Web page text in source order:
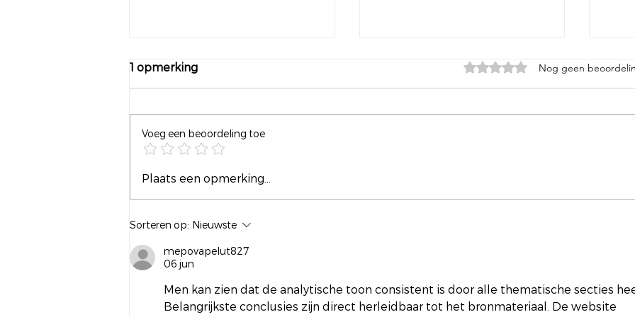
1 opmerking Beoordeeld met 0 uit 5 sterren.
Nog geen
Voeg een beoordeling toe
Plaats een opmerking...
Sorteren op: Nieuwste
mepovapelut827
06 jun
Men kan zien dat de analytische toon consistent is door alle thematische secties
Belangrijkste conclusies zijn direct herleidbaar tot het bronmateriaal. De website